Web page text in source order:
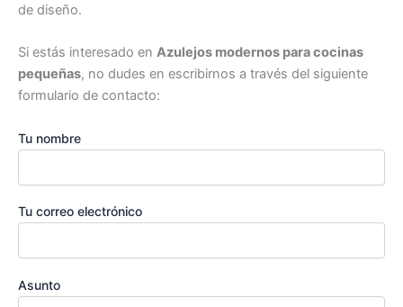
de diseño.
Si estás interesado en Azulejos modernos para cocinas
pequeñas, no dudes en escribirnos a través del siguiente
formulario de contacto:
Tu nombre
Tu correo electrónico
Asunto